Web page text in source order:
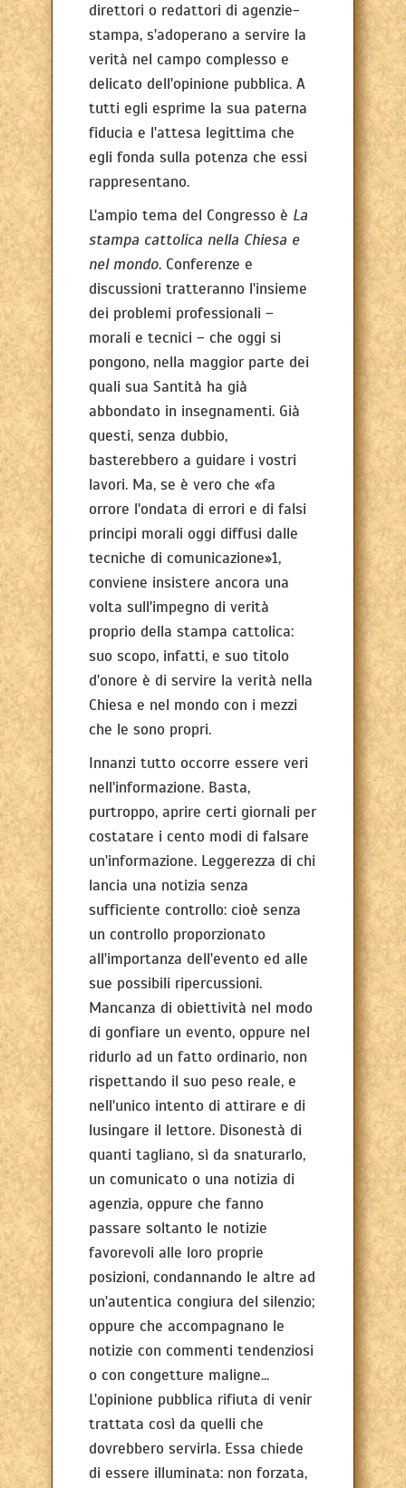
direttori o redattori di agenzie-
stampa, s'adoperano a servire la
verità nel campo complesso e
delicato dell'opinione pubblica. A
tutti egli esprime la sua paterna
fiducia e l'attesa legittima che
egli fonda sulla potenza che essi
rappresentano.
L'ampio tema del Congresso è La
stampa cattolica nella Chiesa e
nel mondo. Conferenze e
discussioni tratteranno l'insieme
dei problemi professionali –
morali e tecnici – che oggi si
pongono, nella maggior parte dei
quali sua Santità ha già
abbondato in insegnamenti. Già
questi, senza dubbio,
basterebbero a guidare i vostri
lavori. Ma, se è vero che «fa
orrore l'ondata di errori e di falsi
principi morali oggi diffusi dalle
tecniche di comunicazione»1,
conviene insistere ancora una
volta sull'impegno di verità
proprio della stampa cattolica:
suo scopo, infatti, e suo titolo
d'onore è di servire la verità nella
Chiesa e nel mondo con i mezzi
che le sono propri.
Innanzi tutto occorre essere veri
nell'informazione. Basta,
purtroppo, aprire certi giornali per
costatare i cento modi di falsare
un'informazione. Leggerezza di chi
lancia una notizia senza
sufficiente controllo: cioè senza
un controllo proporzionato
all'importanza dell'evento ed alle
sue possibili ripercussioni.
Mancanza di obiettività nel modo
di gonfiare un evento, oppure nel
ridurlo ad un fatto ordinario, non
rispettando il suo peso reale, e
nell'unico intento di attirare e di
lusingare il lettore. Disonestà di
quanti tagliano, sì da snaturarlo,
un comunicato o una notizia di
agenzia, oppure che fanno
passare soltanto le notizie
favorevoli alle loro proprie
posizioni, condannando le altre ad
un'autentica congiura del silenzio;
oppure che accompagnano le
notizie con commenti tendenziosi
o con congetture maligne...
L'opinione pubblica rifiuta di venir
trattata così da quelli che
dovrebbero servirla. Essa chiede
di essere illuminata: non forzata,